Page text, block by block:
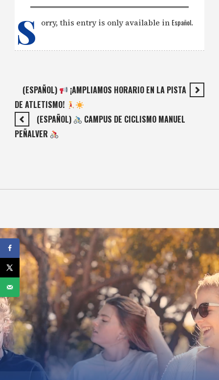
S orry, this entry is only available in Español.
(ESPAÑOL)
¡AMPLIAMOS HORARIO EN LA PISTA
DE ATLETISMO!
(ESPAÑOL)
CAMPUS DE CICLISMO MANUEL
PEÑALVER